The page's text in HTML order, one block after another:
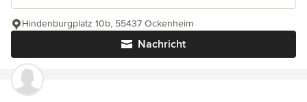
Nachricht
Hindenburgplatz 10b, 55437 Ockenheim